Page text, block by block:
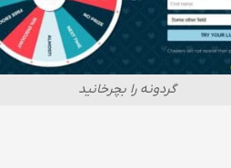
گردونه را بچرخانید